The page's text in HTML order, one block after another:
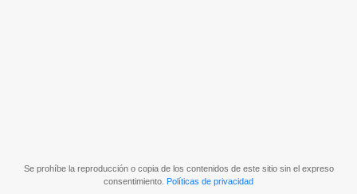
Se prohíbe la reproducción o copia de los contenidos de este sitio sin el expreso
consentimiento. Políticas de privacidad